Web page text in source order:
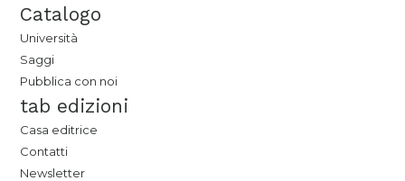
Catalogo
Università
Saggi
Pubblica con noi
tab edizioni
Casa editrice
Contatti
Newsletter